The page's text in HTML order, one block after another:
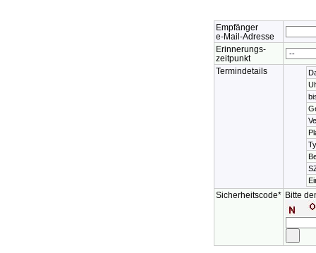
Empfänger
e-Mail-Adresse
Erinnerungs-
zeitpunkt
Termindetails
Sicherheitscode* Bitte